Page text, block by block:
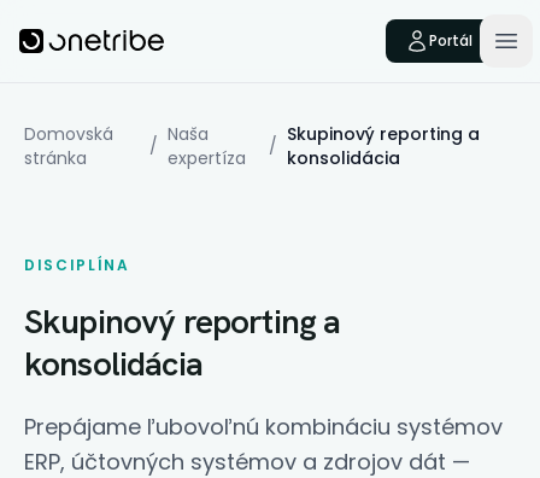
Onetribe
Portál
Domovská
stránka
/ Naša
expertíza
/ Skupinový reporting a
konsolidácia
DISCIPLÍNA
Skupinový reporting a
konsolidácia
Prepájame ľubovoľnú kombináciu systémov
ERP, účtovných systémov a zdrojov dát —